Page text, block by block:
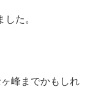
た。
峰までかもしれ